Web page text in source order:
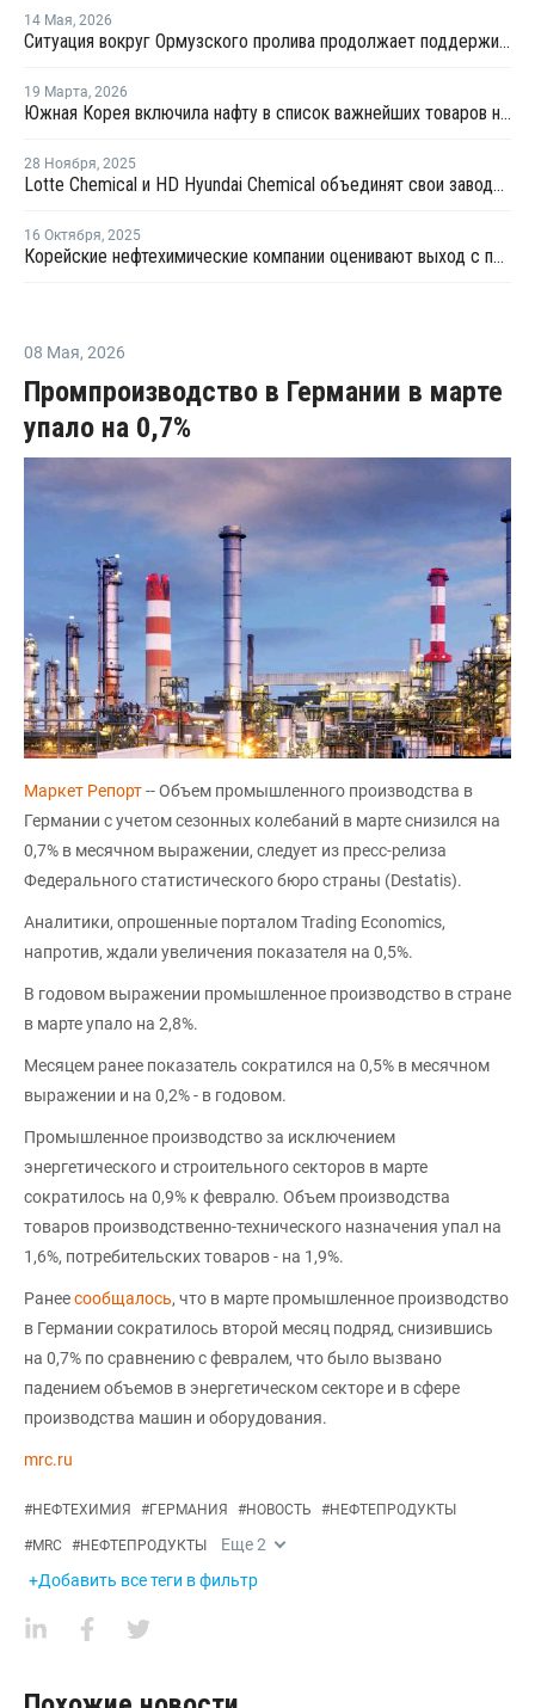
14 Мая, 2026
Ситуация вокруг Ормузского пролива продолжает поддерживает неопределенность на мировом рынке ПВХ
19 Марта, 2026
Южная Корея включила нафту в список важнейших товаров на фоне перебоев с импортом
28 Ноября, 2025
Lotte Chemical и HD Hyundai Chemical объединят свои заводы по пиролизу нафты в Даэсане
16 Октября, 2025
Корейские нефтехимические компании оценивают выход с постоянно перенасыщенного убыточного рынка
08 Мая, 2026
Промпроизводство в Германии в марте
упало на 0,7%
Маркет Репорт-- Объем промышленного производства в
Германии с учетом сезонных колебаний в марте снизился на
0,7% в месячном выражении, следует из пресс-релиза
Федерального статистического бюро страны (Destatis).
Аналитики, опрошенные порталом Trading Economics,
напротив, ждали увеличения показателя на 0,5%.
В годовом выражении промышленное производство в стране
в марте упало на 2,8%.
Месяцем ранее показатель сократился на 0,5% в месячном
выражении и на 0,2% - в годовом.
Промышленное производство за исключением
энергетического и строительного секторов в марте
сократилось на 0,9% к февралю. Объем производства
товаров производственно-технического назначения упал на
1,6%, потребительских товаров - на 1,9%.
Ранеесообщалось, что в марте промышленное производство
в Германии сократилось второй месяц подряд, снизившись
на 0,7% по сравнению с февралем, что было вызвано
падением объемов в энергетическом секторе и в сфере
производства машин и оборудования.
mrc.ru
#НЕФТЕХИМИЯ #ГЕРМАНИЯ #НОВОСТЬ #НЕФТЕПРОДУКТЫ
#MRC #НЕФТЕПРОДУКТЫ Еще2
+Добавить все теги в фильтр